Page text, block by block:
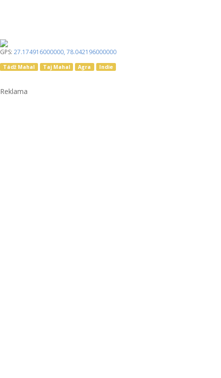
GPS: 27.174916000000, 78.042196000000
Tádž Mahal Taj Mahal Agra Indie
Reklama